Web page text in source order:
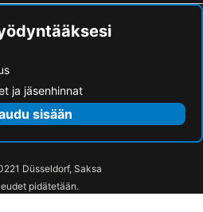
ja jäsenhinnat
sisään
Düsseldorf, Saksa
pidätetään.